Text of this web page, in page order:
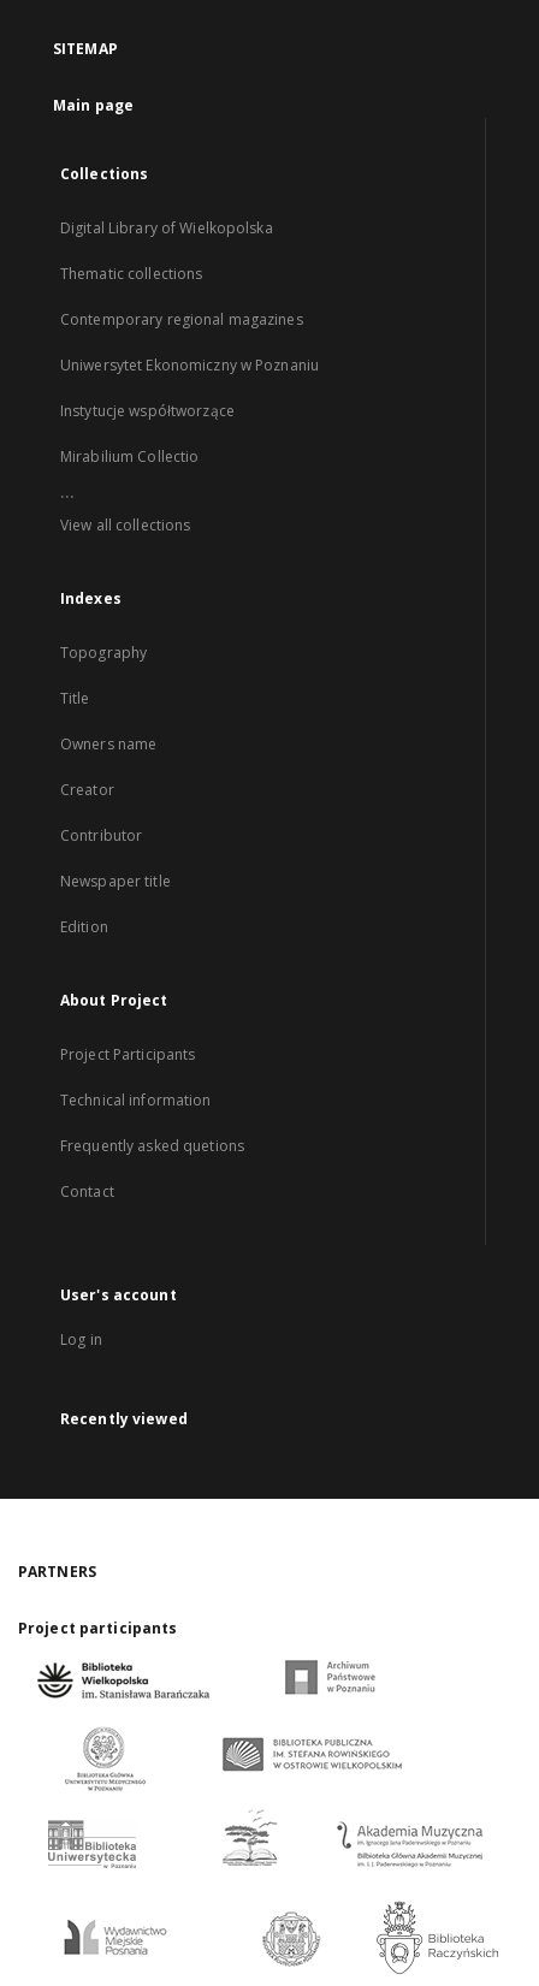
SITEMAP
Main page
Collections
Digital Library of Wielkopolska
Thematic collections
Contemporary regional magazines
Uniwersytet Ekonomiczny w Poznaniu
Instytucje współtworzące
Mirabilium Collectio
...
View all collections
Indexes
Topography
Title
Owners name
Creator
Contributor
Newspaper title
Edition
About Project
Project Participants
Technical information
Frequently asked quetions
Contact
User's account
Log in
Recently viewed
PARTNERS
Project participants